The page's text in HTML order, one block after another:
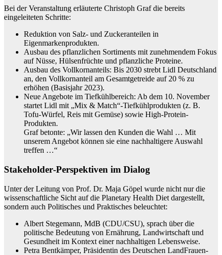
Bei der Veranstaltung erläuterte Christoph Graf die bereits
eingeleiteten Schritte:
Reduktion von Salz‐ und Zuckeranteilen in
Eigenmarkenprodukten.
Ausbau des pflanzlichen Sortiments mit zunehmendem Fokus
auf Nüsse, Hülsenfrüchte und pflanzliche Proteine.
Ausbau des Vollkornanteils: Bis 2030 strebt Lidl Deutschland
an, den Vollkornanteil am Gesamtgetreide auf 20 % zu
erhöhen (Basisjahr 2023).
Neue Angebote im Tiefkühlbereich: Ab dem 10. November
startet Lidl mit „Mix & Match“-Tiefkühlprodukten (z. B.
Tofu‐Würfel, Reis mit Gemüse) sowie High-Protein-
Produkten.
Graf betonte: „Wir lassen den Kunden die Wahl … Mit
unserem Angebot können sie eine nachhaltigere Auswahl
treffen …“
Stakeholder‐Perspektiven im Dialog
Unter der Leitung von Prof. Dr. Maja Göpel wurde nicht nur die
wissenschaftliche Sicht auf die Planetary Health Diet dargestellt,
sondern auch Politisches und Praktisches beleuchtet:
Albert Stegemann, MdB (CDU/CSU), sprach über die
politische Bedeutung von Ernährung, Landwirtschaft und
Gesundheit im Kontext einer nachhaltigen Lebensweise.
Petra Bentkämper, Präsidentin des Deutschen LandFrauen­